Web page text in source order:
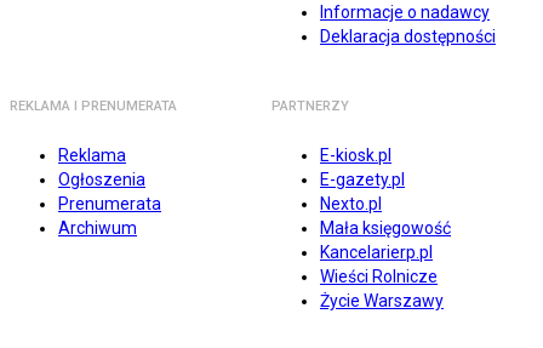
Informacje o nadawcy
Deklaracja dostępności
REKLAMA I PRENUMERATA
Reklama
Ogłoszenia
Prenumerata
Archiwum
PARTNERZY
E-kiosk.pl
E-gazety.pl
Nexto.pl
Mała księgowość
Kancelarierp.pl
Wieści Rolnicze
Życie Warszawy